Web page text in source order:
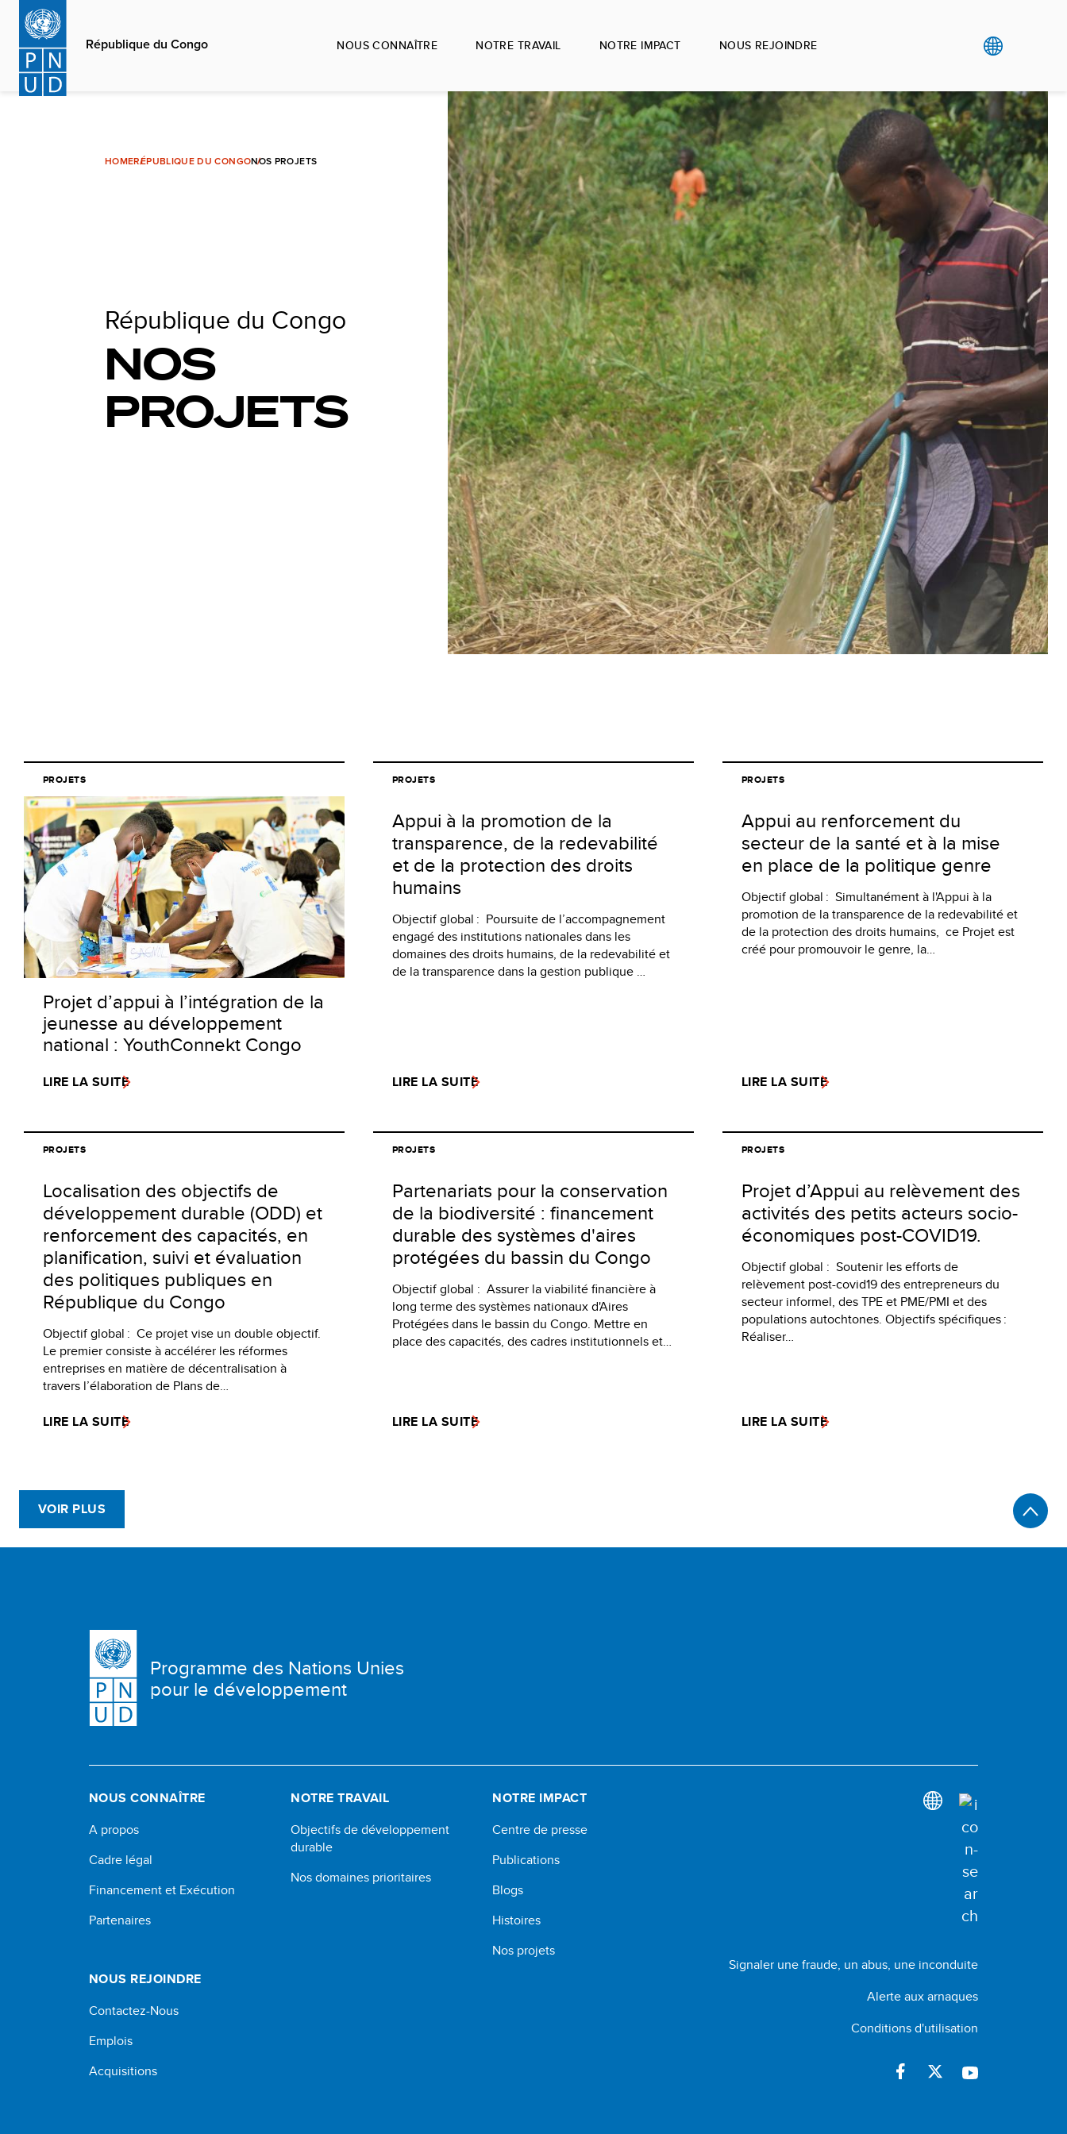
Aller
contenu
principal
République du Congo NOUS CONNAÎTRE NOTRE TRAVAIL NOTRE IMPACT NOUS REJOINDRE
HOMERÉPUBLIQUE DU CONGONOS PROJETS
République du Congo
NOS
PROJETS
PROJETS
Projet d’appui à l’intégration de la
jeunesse au développement
national : YouthConnekt Congo
LIRE LA SUITE
PROJETS
Appui à la promotion de la
transparence, de la redevabilité
et de la protection des droits
humains
Objectif global : Poursuite de l’accompagnement
engagé des institutions nationales dans les
domaines des droits humains, de la redevabilité et
de la transparence dans la gestion publique …
LIRE LA SUITE
PROJETS
Appui au renforcement du
secteur de la santé et à la mise
en place de la politique genre
Objectif global : Simultanément à l'Appui à la
promotion de la transparence de la redevabilité et
de la protection des droits humains, ce Projet est
créé pour promouvoir le genre, la…
LIRE LA SUITE
PROJETS
Localisation des objectifs de
développement durable (ODD) et
renforcement des capacités, en
planification, suivi et évaluation
des politiques publiques en
République du Congo
Objectif global : Ce projet vise un double objectif.
Le premier consiste à accélérer les réformes
entreprises en matière de décentralisation à
travers l’élaboration de Plans de…
LIRE LA SUITE
PROJETS
Partenariats pour la conservation
de la biodiversité : financement
durable des systèmes d'aires
protégées du bassin du Congo
Objectif global : Assurer la viabilité financière à
long terme des systèmes nationaux d'Aires
Protégées dans le bassin du Congo. Mettre en
place des capacités, des cadres institutionnels et…
LIRE LA SUITE
PROJETS
Projet d’Appui au relèvement des
activités des petits acteurs socio-
économiques post-COVID19.
Objectif global : Soutenir les efforts de
relèvement post-covid19 des entrepreneurs du
secteur informel, des TPE et PME/PMI et des
populations autochtones. Objectifs spécifiques :
Réaliser…
LIRE LA SUITE
VOIR PLUS
Programme des Nations Unies
pour le développement
NOUS CONNAÎTRE
A propos
Cadre légal
Financement et Exécution
Partenaires
NOTRE TRAVAIL
Objectifs de développement
durable
Nos domaines prioritaires
NOTRE IMPACT
Centre de presse
Publications
Blogs
Histoires
Nos projets
NOUS REJOINDRE
Contactez-Nous
Emplois
Acquisitions
Signaler une fraude, un abus, une inconduite
Alerte aux arnaques
Conditions d'utilisation